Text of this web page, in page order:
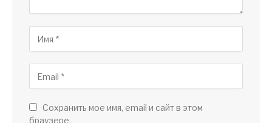
Сохранить мое имя, email и сайт в этом
браузере